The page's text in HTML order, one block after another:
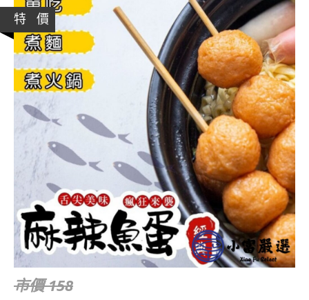
特 價
市價 158